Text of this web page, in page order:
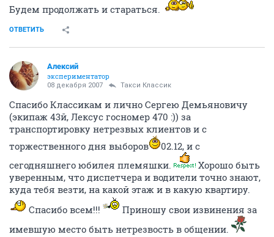
Будем продолжать и стараться.
ОТВЕТИТЬ
Алексий
экспериментатор
08 декабря 2007 Такси Классик
Спасибо Классикам и лично Сергею Демьяновичу
(экипаж 43й, Лексус госномер 470 :)) за
транспортировку нетрезвых клиентов и с
торжественного дня выборов
02.12, и с
сегодняшнего юбилея племяшки.
Хорошо быть
уверенным, что диспетчера и водители точно знают,
куда тебя везти, на какой этаж и в какую квартиру.
Спасибо всем!!!
Приношу свои извинения за
имевшую место быть нетрезвость в общении.